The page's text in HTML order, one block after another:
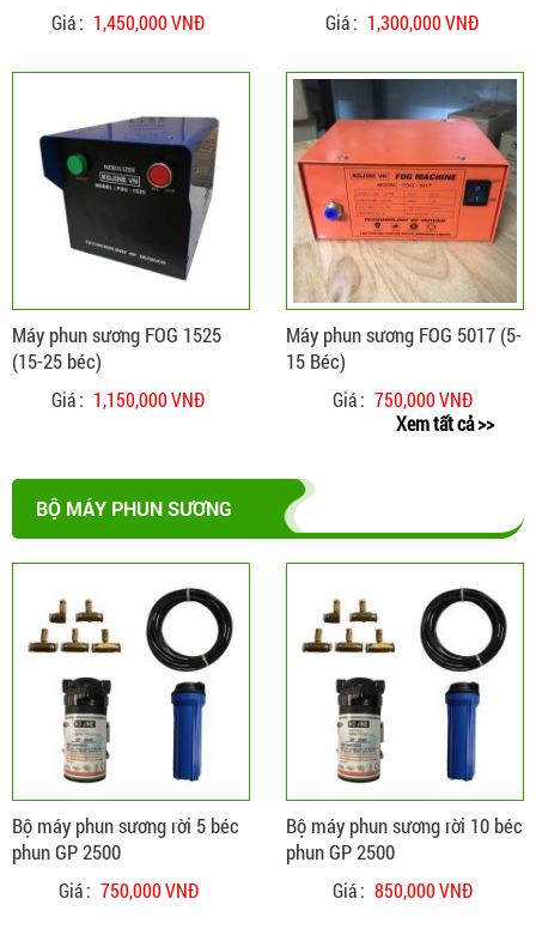
Giá : 1,450,000 VNĐ Giá : 1,300,000 VNĐ
Máy phun sương FOG 1525
(15-25 béc)
Giá : 1,150,000 VNĐ
CHI TIẾT
Máy phun sương FOG 5017 (5-
15 Béc)
Giá : 750,000 VNĐ
Xem tất cả >>
BỘ MÁY PHUN SƯƠNG
Bộ máy phun sương rời 5 béc
phun GP 2500
Giá : 750,000 VNĐ
CHI TIẾT
Bộ máy phun sương rời 10 béc
phun GP 2500
Giá : 850,000 VNĐ
ĐẶT HÀNG